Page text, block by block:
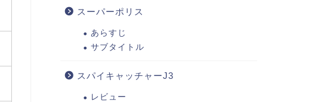
スーパーポリス
あらすじ
サブタイトル
スパイキャッチャーJ3
レビュー